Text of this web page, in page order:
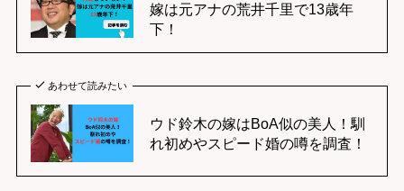
嫁は元アナの荒井千里で13歳年
下！
あわせて読みたい
ウド鈴木の嫁はBoA似の美人！馴
れ初めやスピード婚の噂を調査！